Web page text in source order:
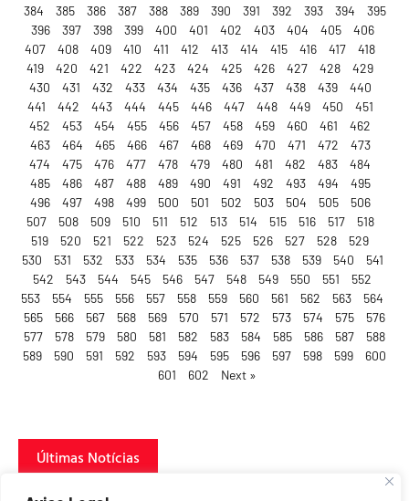
384
385 386 387 388 389 390 391 392 393 394
395
396
397 398 399 400 401 402 403 404 405
406
407
408 409 410 411 412 413 414 415 416 417
418
419
420 421 422 423 424 425 426 427 428
429
430
431 432 433 434 435 436 437 438 439
440
441
442 443 444 445 446 447 448 449 450
451
452
453 454 455 456 457 458 459 460 461
462
463
464 465 466 467 468 469 470 471 472
473
474
475 476 477 478 479 480 481 482 483
484
485
486 487 488 489 490 491 492 493 494
495
496
497 498 499 500 501 502 503 504 505
506
507
508 509 510 511 512 513 514 515 516 517
518
519
520 521 522 523 524 525 526 527 528
529
530
531 532 533 534 535 536 537 538 539 540
541
542
543 544 545 546 547 548 549 550 551
552
553
554 555 556 557 558 559 560 561 562 563
564
565
566 567 568 569 570 571 572 573 574 575
576
577
578 579 580 581 582 583 584 585 586 587
588
589
590 591 592 593 594 595 596 597 598 599
600
601
602 Next »
Últimas Notícias